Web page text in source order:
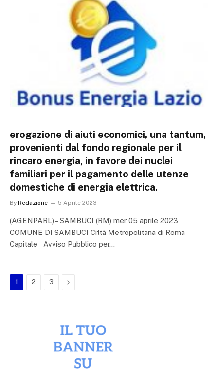
erogazione di aiuti economici, una tantum,
provenienti dal fondo regionale per il
rincaro energia, in favore dei nuclei
familiari per il pagamento delle utenze
domestiche di energia elettrica.
By Redazione 5 Aprile 2023
(AGENPARL) – SAMBUCI (RM) mer 05 aprile 2023
COMUNE DI SAMBUCI Città Metropolitana di Roma
Capitale Avviso Pubblico per…
1 2 3 Next